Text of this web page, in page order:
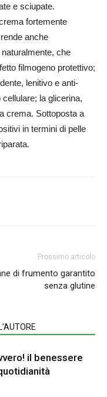
e sciupate.
fortemente
anche
che
filmogeno protettivo;
lenitivo e anti-
la glicerina,
crema. Sottoposta a
in termini di pelle
Prossimo articolo
di frumento garantito
senza glutine
il benessere